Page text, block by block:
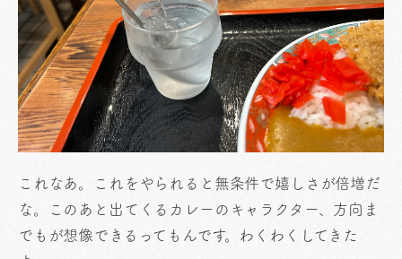
これなあ。これをやられると無条件で嬉しさが倍増だ
な。このあと出てくるカレーのキャラクター、方向ま
でもが想像できるってもんです。わくわくしてきた